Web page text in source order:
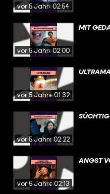
vor 5 Jahren02:54
vor 5 Jahren02:00
MIT
vor 5 Jahren01:32
vor 5 Jahren02:22
vor 5 Jahren02:13
ANGST